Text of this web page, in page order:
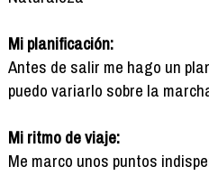
Mi planificación:
Antes de salir me hago un
puedo variarlo sobre la
Mi ritmo de viaje:
Me marco unos puntos